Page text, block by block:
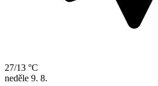
27/13 °C
neděle 9. 8.